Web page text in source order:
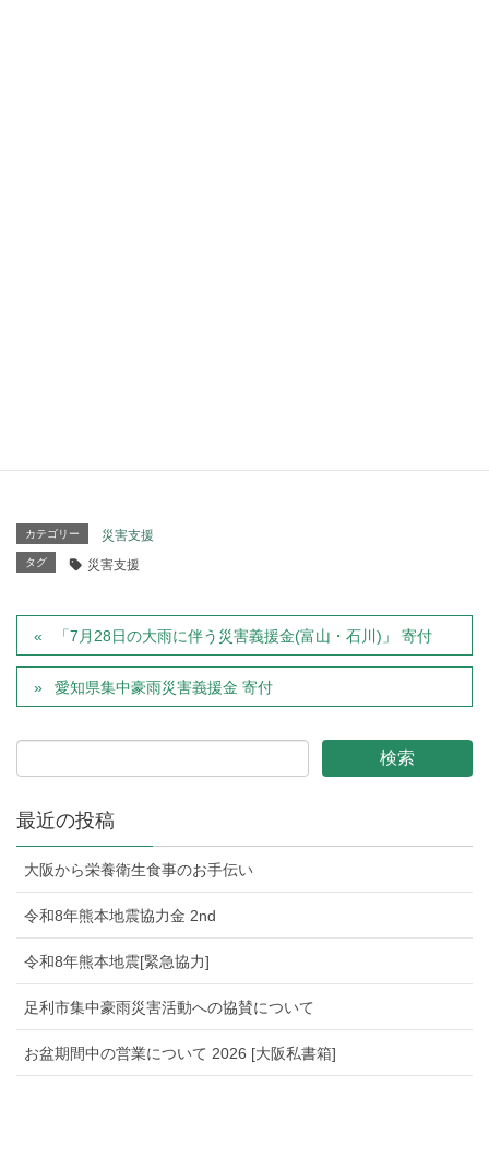
カテゴリー 災害支援
タグ 災害支援
「7月28日の大雨に伴う災害義援金(富山・石川)」 寄付
愛知県集中豪雨災害義援金 寄付
最近の投稿
大阪から栄養衛生食事のお手伝い
令和8年熊本地震協力金 2nd
令和8年熊本地震[緊急協力]
足利市集中豪雨災害活動への協賛について
お盆期間中の営業について 2026 [大阪私書箱]